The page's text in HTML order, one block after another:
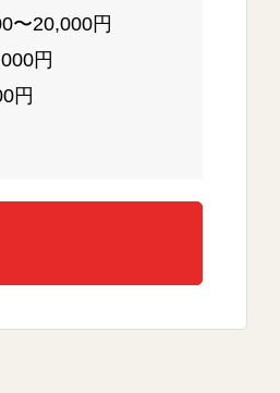
〜20,000円
円
円